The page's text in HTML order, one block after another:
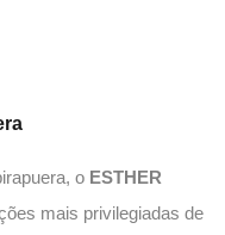
o ESTHER
mais privilegiadas de